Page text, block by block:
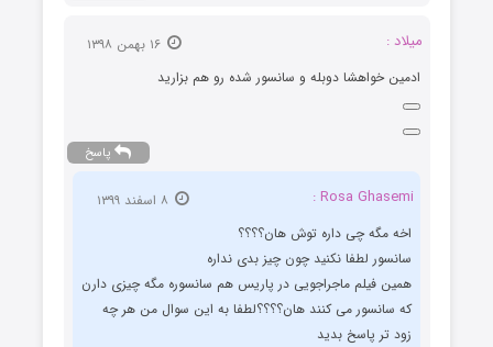
میلاد :
۱۶ بهمن ۱۳۹۸
ادمین خواهشا دوبله و سانسور شده رو هم بزارید
پاسخ
Rosa Ghasemi :
اخه مگه چی داره توش هان؟؟؟؟
سانسور لطفا نکنید چون چیز بدی نداره
همین فیلم ماجراجویی در پاریس هم سانسوره مگه چیزی دارن
که سانسور می کنند هان؟؟؟؟لطفا به این سوال من هر چه
زود تر پاسخ بدید